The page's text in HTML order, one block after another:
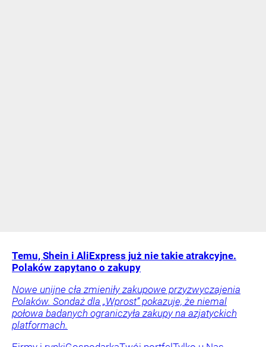
Temu, Shein i AliExpress już nie takie atrakcyjne.
Polaków zapytano o zakupy
Nowe unijne cła zmieniły zakupowe przyzwyczajenia
Polaków. Sondaż dla „Wprost” pokazuje, że niemal
połowa badanych ograniczyła zakupy na azjatyckich
platformach.